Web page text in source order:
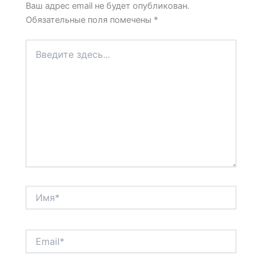
Ваш адрес email не будет опубликован.
Обязательные поля помечены *
здесь...